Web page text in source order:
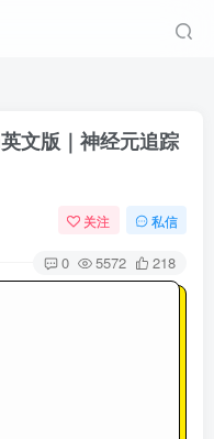
文版｜神经元追踪
关注 私信
0 5572 218